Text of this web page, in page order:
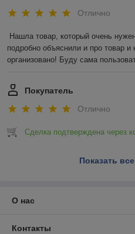
Отлично
Нашла товар, который очень
подробно объяснили и про товар и
организовано! Буду сама
Покупатель
Отлично
Сделка подтверждена через
Показать
О нас
Контакты